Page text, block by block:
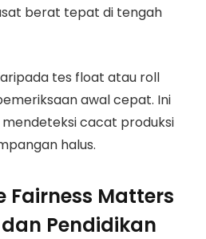
berat tepat di tengah
tes float atau roll
awal cepat. Ini
cacat produksi
halus.
Fairness Matters
Pendidikan